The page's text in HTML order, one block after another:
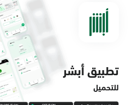
الدمام, الدمام - لولو
الأحد - الخميس (08:00-14:30)
تطبيق أبشر
للتحميل